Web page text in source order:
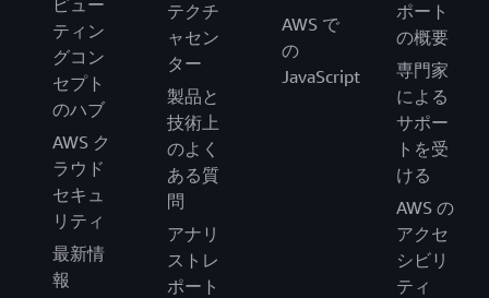
ティン
グコン
セプト
のハブ
AWS ク
ラウド
セキュ
リティ
最新情
報
テクチ
ャセン
ター
製品と
技術上
のよく
ある質
問
アナリ
ストレ
ポート
AWS で
の
JavaScript
ポート
の概要
専門家
による
サポー
トを受
ける
AWS の
アクセ
シビリ
ティ